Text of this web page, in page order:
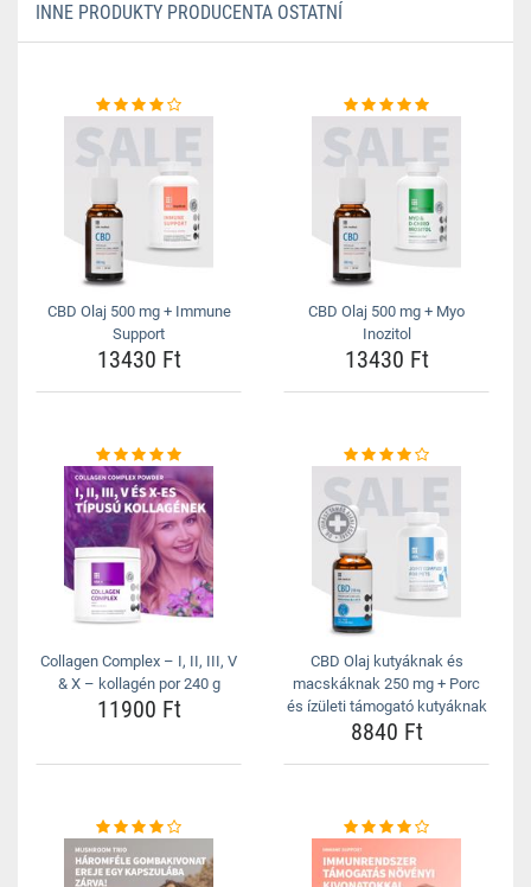
INNE PRODUKTY PRODUCENTA OSTATNÍ
CBD Olaj 500 mg + Immune
Support
13430 Ft
CBD Olaj 500 mg + Myo
Inozitol
13430 Ft
Collagen Complex – I, II, III, V
& X – kollagén por 240 g
11900 Ft
CBD Olaj kutyáknak és
macskáknak 250 mg + Porc
és ízületi támogató kutyáknak
8840 Ft